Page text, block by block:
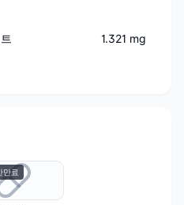
1.321 mg
만료